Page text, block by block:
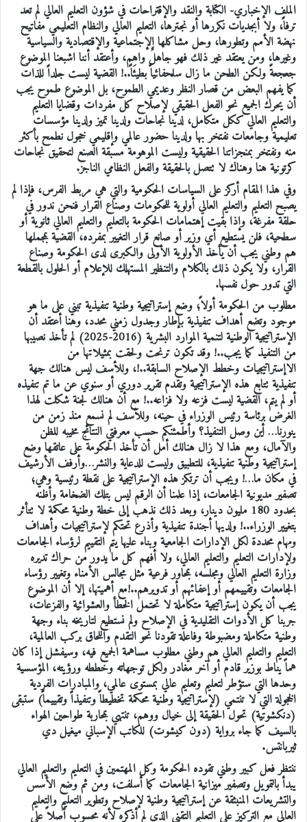
الملف الإخباري- الكتابة والنقد والإقتراحات في شؤون التعليم العالي لم تعد
ترفاً، ولا أبجديات نكررها أو نجترها، التعليم العالي والنظام التعليمي مفاتيح
نهضة الأمم وتطورها، وحل مشاكلها الإجتماعية والإقتصادية والسياسية
وغيرها، ومن يعتقد غير ذلك فهو جاهلٌ واهِم، وأعتقد أننا اشبعنا الموضوع
جعجعةً ولكن الطحن ما زال سلحفائياً بطيئاً..! القضية ليست جلداً للذات
كما يفهم البعض من قصار النظر وعديمي الطموح، بل الموضوع طموح يجب
أن يحرك الجميع نحو الفعل الحقيقي لإصلاح كل مفردات وقضايا التعليم
والتعليم العالي ككل متكامل، لدينا نجاحات ولدينا تميز ولدينا مؤسسات
تعليمية وجامعات نفتخر بها ولدينا حضور عالمي وإقليمي خجول نطمح بأكثر
منه ونفتخر بمنجزاتنا الحقيقية وليست الموهومة مسبقة الصنع لتحقيق نجاحات
كرتونية هنا وهناك لا تتصل بالحقيقة والفعل النظامي الناجز.
وفي هذا المقام أركز على السياسات الحكومية والتي هي مربط الفرس، فإذا لم
يصبح التعليم والتعليم العالي أولوية للحكومات وصناع القرار فنحن ندور في
حلقة مفرغة، وإذا بقيت إهتمامات الحكومة بالتعليم والتعليم العالي ثانوية أو
سطحية، فلن يستطيع أي وزير أو صانع قرار التغيير بمفرده، القضية بمجملها
هم وطني يجب أن يأخذ الأولوية الأولى والكبرى لدى الحكومة وصناع
القرار، ولا يكون ذلك بالكلام والتنظير المستهلك للإعلام أو الحلول بالقطعة
التي تدور حول نفسها.
مطلوب من الحكومة أولاً؛ وضع إستراتيجية وطنية تنفيذية تبني على ما هو
موجود وتضع أهداف تنفيذية بإطار وجدول زمني محدد، وهنا أعتقد أن
الإستراتيجية الوطنية لتنمية الموارد البشرية (2016-2025) لم تأخذ نصيبها
من التنفيذ كما يجب..! وقد تكون ترنحت ولحقت بمثيلاتها من
الاإستراتيجيات وخطط الإصلاح السابقة..!، وللأسف ليس هنالك جهة
تنفيذية تتابع هذه الإستراتيجية وتقدم تقرير دوري أو سنوي عن ما تم تنفيذه
أو لم يتم، القضية ليست فزعه ولا فزاعه..! مع أن هنالك لجنة شكلت لهذا
الغرض برئاسة رئيس الوزراء في حينه، وللأسف لم نسمع منذ زمن من
ينورنا… أين وصل التنفيذ؟ وأطمئنكم حسب معرفتي النتائج مخيبه للظن
والآمال، ومع هذا لا زال هنالك أمل أن تأخذ الحكومة على عاتقها وضع
إستراتيجية وطنية تنفيذية، للتطبيق وليست للدعاية والنشر…وأرفف الأرشيف
في مكان ما…! ويجب أن ترتكز هذه الإستراتيجية على نقطة رئيسية وهي؛
تصفير مديونية الجامعات، إذا علمنا أن الرقم ليس بتلك الضخامة وأظنه
بحدود 180 مليون دينار، وبعد ذلك نذهب إلى خطة وطنية محكمة لا تتأثر
بتغيير الوزراء..! ولديها أجندة تنفيذية وأذرع تحتكم لإستراتيجيات وأهداف
ومهام محددة لكل الإدارات الجامعية وبناء عليها يتم التقييم لرؤساء الجامعات
ولإدارات التعليم والتعليم العالي، ولا أفهم كل ما يدور من حراك تديره
وزارة التعليم العالي ومجلسه، بمحاور فرعية مثل مجالس الأمناء وتغيير رؤساء
الجامعات وتقييمهم أو إعفائهم أو تدويرهم..!مع أهميتها، إلا أن الموضوع
يجب أن يكون إستراتيجية متكاملة لا تحتمل الخطأ والعشوائية والفزعات،
جربنا كل الأدوات التقليدية في الإصلاح ولم نستطيع لتاريخه بناء وجهة
وطنية متكاملة ومضبوطة وفاعلة تقودنا نحو التقدم واللحاق بركب العالمية،
التعليم والتعليم العالي هم وطني مطلوب مساهمة الجميع فيه، وسيفشل إذا كان
هماً يناط بوزير قادم أو آخر مغادر ولكل توجهاته وخططه ورؤيته، المؤسسية
وحدها التي ستؤطر لتعليم وتعليم عالي بمستوى عالمي، والمبادرات الفردية
الخجولة التي لا تنتمي (لإستراتيجية وطنية محكمة تخطيطاً وتنفيذاً وتقييماً) ستبقى
(دنكشوتية) تحول الحقيقة إلى خيال ووهم، تنتهي بمحاربة طواحين الهواء
بالسيف كما جاء برواية (دون كيشوت) للكاتب الإسباني ميغيل دي
ثيربانتس.
ننتظر فعل كبير وطني تقوده الحكومة وكل المهتمين في التعليم والتعليم العالي
يبدأ بالتمويل وتصفير ميزانية الجامعات كما أسلفت، ومن ثم وضع الأسس
والتشريعات المنبثقة عن إستراتيجية وطنية لإصلاح وتطوير التعليم والتعليم
العالي مع التركيز على التعليم التقني الذي لم أذكره لأنه محسوب أصلاً على